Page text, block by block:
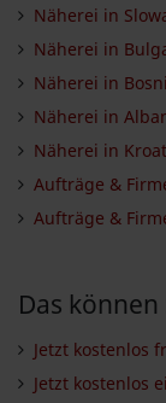
Näherei in
Näherei in
Näherei in
Näherei in
Näherei in
Aufträge &
Aufträge &
Das
Jetzt kostenlos
Jetzt kostenlos